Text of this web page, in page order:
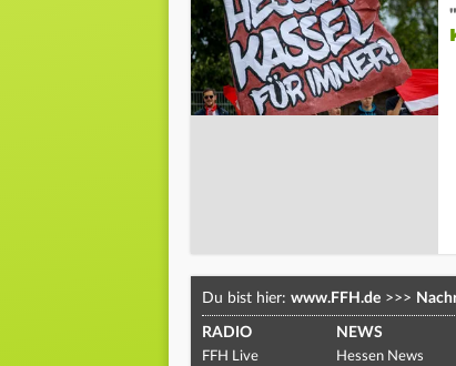
Du bist hier: www.FFH.de >>>
RADIO
FFH Live
NEWS
Hessen News